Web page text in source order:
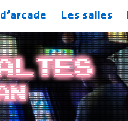
Les salles